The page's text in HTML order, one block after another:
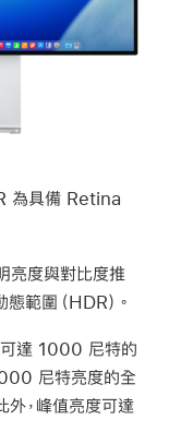
為具備 Retina
亮度與對比度推
範圍（HDR）。
達 1000 尼特的
尼特亮度的全
外，峰值亮度可達